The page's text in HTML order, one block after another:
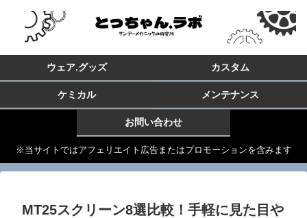
ウェア.グッズ カスタム
ケミカル メンテナンス
お問い合わせ
※当サイトではアフェリエイト広告またはプロモーションを含みます
MT25スクリーン8選比較！手軽に見た目や